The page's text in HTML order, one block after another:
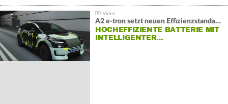
A2 e-tron setzt neuen Effizienzstandard bei Audi
HOCHEFFIZIENTE BATTERIE MIT
INTELLIGENTER…